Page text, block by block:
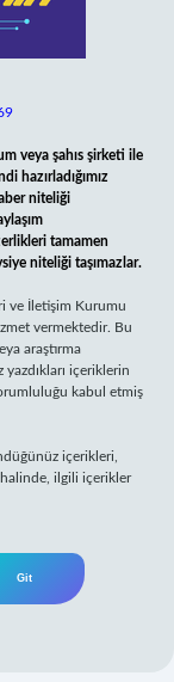
veya şahıs şirketi ile
hazırladığımız
niteliği
tamamen
niteliği taşımazlar.
ve İletişim Kurumu
vermektedir. Bu
araştırma
içeriklerin
kabul etmiş
içerikleri,
ilgili içerikler